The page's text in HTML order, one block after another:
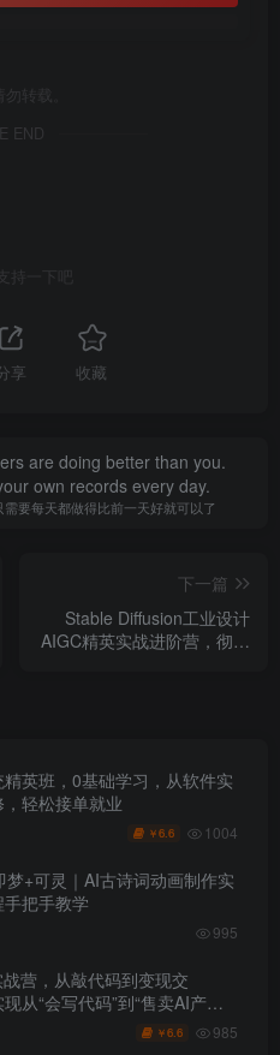
转载。
END
持一下吧
享 收藏
are doing better than you.
own records every day.
要每天都做得比前一天好就可以了
下一篇
Stable Diffusion工业设计
AIGC精英实战进阶营，彻底
英班，0基础学习，从软件实
轻松接单就业
￥6.6 1004
梦+可灵｜AI古诗词动画制作实
把手教学
995
营，从敲代码到变现交
从“会写代码”到“售卖AI产品
￥6.6 985